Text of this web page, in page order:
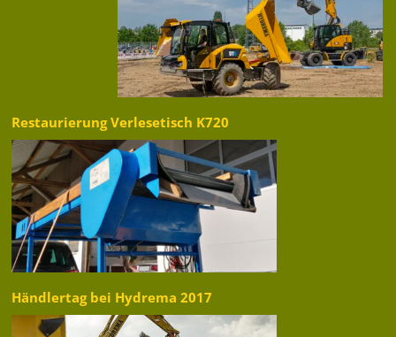
Restaurierung Verlesetisch K720
Händlertag bei Hydrema 2017